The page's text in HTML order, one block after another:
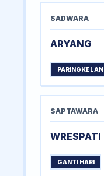
SADWARA
ARYANG
PARINGKELAN
SAPTAWARA
WRESPATI
GANTI HARI